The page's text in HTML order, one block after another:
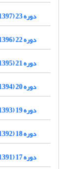
دوره 23 (1397)
دوره 22 (1396)
دوره 21 (1395)
دوره 20 (1394)
دوره 19 (1393)
دوره 18 (1392)
دوره 17 (1391)